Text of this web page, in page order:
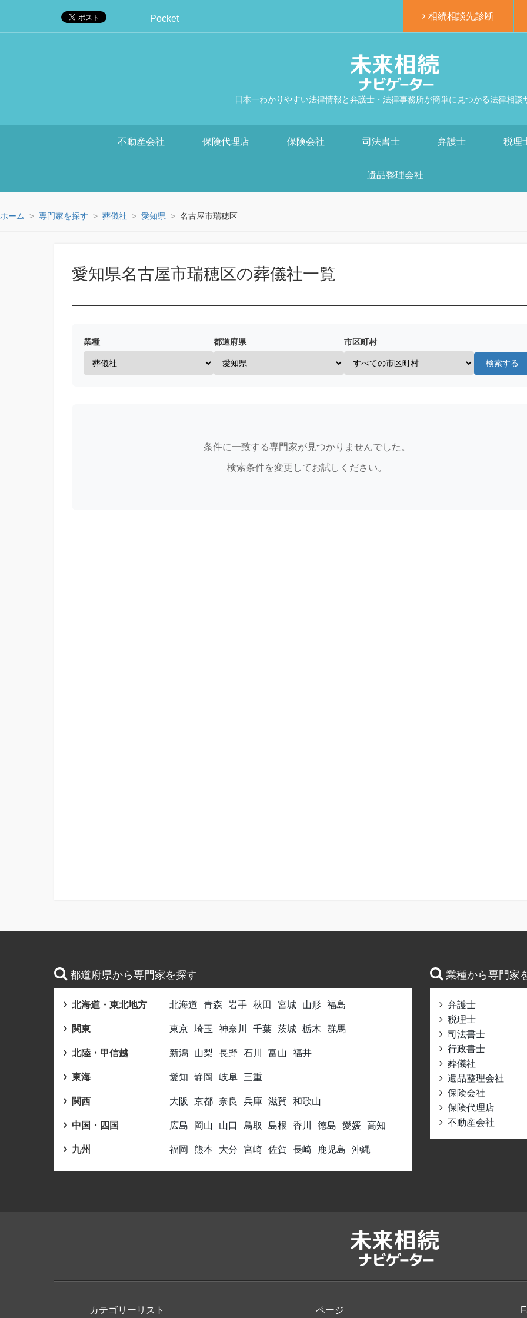
相続相談先診断
Pocket
日本一わかりやすい法律情報と弁護士・法律事務所が簡単に見つかる法律相談
不動産会社 保険代理店 保険会社 司法書士 弁護士 税理
遺品整理会社
ホーム 専門家を探す 葬儀社 愛知県 名古屋市瑞穂区
愛知県名古屋市瑞穂区の葬儀社一覧
業種 都道府県 市区町村
検索する
条件に一致する専門家が見つかりませんでした。
検索条件を変更してお試しください。
都道府県から専門家を探す
北海道・東北地方 北海道 青森 岩手 秋田 宮城 山形 福島
関東 東京 埼玉 神奈川 千葉 茨城 栃木 群馬
北陸・甲信越 新潟 山梨 長野 石川 富山 福井
東海 愛知 静岡 岐阜 三重
関西 大阪 京都 奈良 兵庫 滋賀 和歌山
中国・四国 広島 岡山 山口 鳥取 島根 香川 徳島 愛媛 高知
九州 福岡 熊本 大分 宮崎 佐賀 長崎 鹿児島 沖縄
業種から専門家
弁護士
税理士
司法書士
行政書士
葬儀社
遺品整理会社
保険会社
保険代理店
不動産会社
カテゴリーリスト ページ